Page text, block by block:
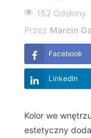
152 Odsłony
Przez Marcin
Facebook
LinkedIn
Kolor we
estetyczny